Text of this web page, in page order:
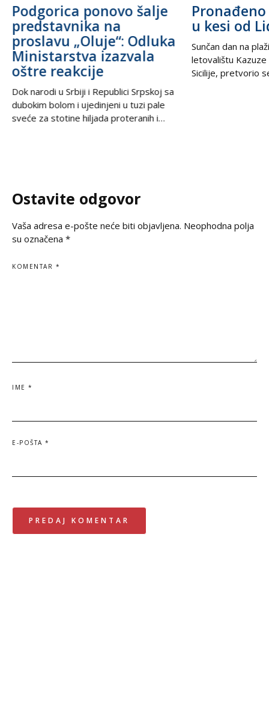
Podgorica ponovo šalje
predstavnika na
proslavu „Oluje“: Odluka
Ministarstva izazvala
oštre reakcije
Dok narodi u Srbiji i Republici Srpskoj sa
dubokim bolom i ujedinjeni u tuzi pale
sveće za stotine hiljada proteranih i
dostojanstveno odaje počast
Pronađeno
u kesi od
Sunčan dan na
letovalištu Kazuze
Sicilije, pretvorio
Ostavite odgovor
Vaša adresa e-pošte neće biti objavljena. Neophodna polja
su označena *
KOMENTAR *
IME *
E-POŠTA *